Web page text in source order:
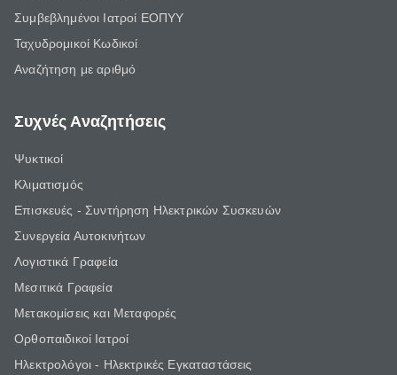
Συμβεβλημένοι Ιατροί ΕΟΠΥΥ
Ταχυδρομικοί Κωδικοί
Αναζήτηση με αριθμό
Συχνές Αναζητήσεις
Ψυκτικοί
Κλιματισμός
Επισκευές - Συντήρηση Ηλεκτρικών Συσκευών
Συνεργεία Αυτοκινήτων
Λογιστικά Γραφεία
Μεσιτικά Γραφεία
Μετακομίσεις και Μεταφορές
Ορθοπαιδικοί Ιατροί
Ηλεκτρολόγοι - Ηλεκτρικές Εγκαταστάσεις